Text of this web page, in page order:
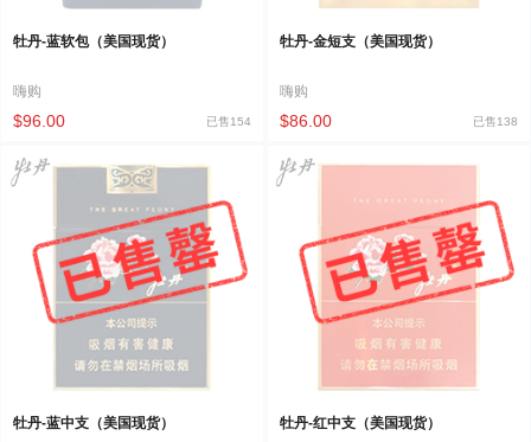
牡丹-蓝软包（美国现货）
嗨购
$96.00 已售154
牡丹-金短支（美国现货）
嗨购
$86.00 已售138
牡丹-蓝中支（美国现货） 牡丹-红中支（美国现货）